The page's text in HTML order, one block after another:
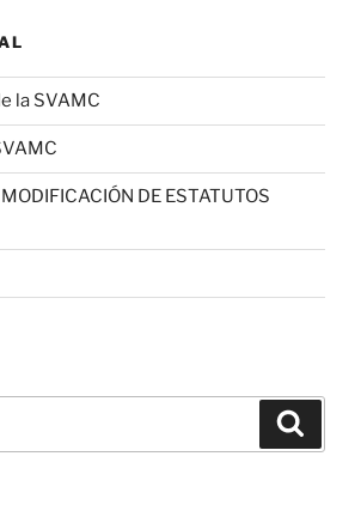
la SVAMC
DE ESTATUTOS